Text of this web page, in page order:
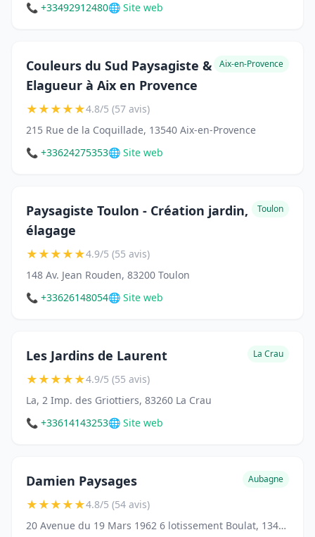
📞 +33492912480🌐 Site web
Couleurs du Sud Paysagiste &
Elagueur à Aix en Provence
Aix-en-Provence
★★★★★4.8/5 (57 avis)
215 Rue de la Coquillade, 13540 Aix-en-Provence
📞 +33624275353🌐 Site web
Paysagiste Toulon - Création jardin,
élagage
Toulon
★★★★★4.9/5 (55 avis)
148 Av. Jean Rouden, 83200 Toulon
📞 +33626148054🌐 Site web
Les Jardins de Laurent La Crau
★★★★★4.9/5 (55 avis)
La, 2 Imp. des Griottiers, 83260 La Crau
📞 +33614143253🌐 Site web
Damien Paysages Aubagne
★★★★★4.8/5 (54 avis)
20 Avenue du 19 Mars 1962 6 lotissement Boulat, 13400 Aubagne